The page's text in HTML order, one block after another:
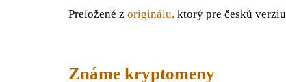
Preložené z originálu, ktorý pre českú
Známe kryptomeny